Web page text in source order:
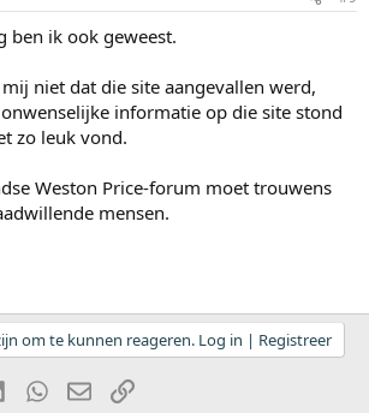
ben ik ook geweest.
niet dat die site aangevallen werd,
informatie op die site stond
zo leuk vond.
Weston Price-forum moet trouwens
mensen.
om te kunnen reageren. Log in | Registreer
LinkedInWhatsApp
E-mailkoppeling